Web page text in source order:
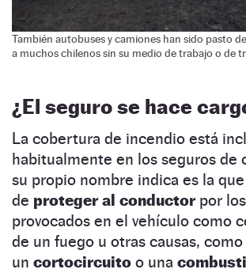
También autobuses y camiones han sido pasto
a muchos chilenos sin su medio de trabajo o de
¿El seguro se hace
La cobertura de incendio está
habitualmente en los seguros de
su propio nombre indica es la
de proteger al conductorpor
provocados en el vehículo como
de un fuego u otras causas,
un cortocircuito o una